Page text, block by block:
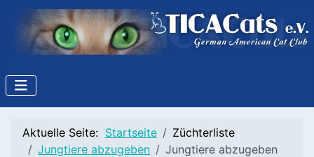
Aktuelle Seite: Startseite
Züchterliste
Jungtiere abzugeben
Jungtiere abzugeben